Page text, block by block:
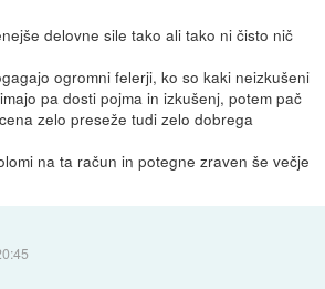
delovne sile tako ali tako ni čisto nič
ogromni felerji, ko so kaki neizkušeni
pa dosti pojma in izkušenj, potem pač
zelo preseže tudi zelo dobrega
na ta račun in potegne zraven še večje